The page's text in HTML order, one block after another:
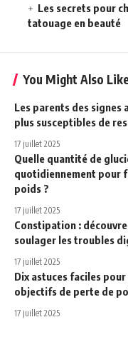
Les secrets pour
tatouage en beauté
You Might Also
Les parents des signes
plus susceptibles de
17 juillet 2025
Quelle quantité de
quotidiennement pour
poids ?
17 juillet 2025
Constipation :
soulager les troubles
17 juillet 2025
Dix astuces faciles
objectifs de perte de
17 juillet 2025